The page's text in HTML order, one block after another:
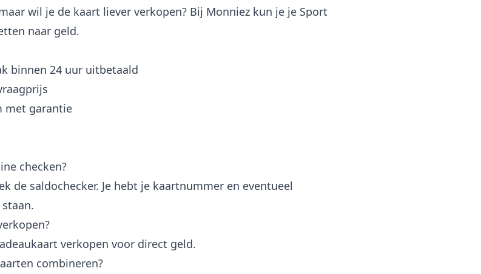
wil je de kaart liever verkopen? Bij Monniez kun je je Sport
naar geld.
binnen 24 uur uitbetaald
met garantie
checken?
de saldochecker. Je hebt je kaartnummer en eventueel
verkopen voor direct geld.
combineren?